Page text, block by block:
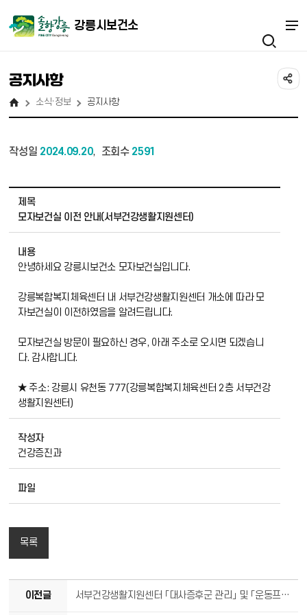
강릉시보건소
공지사항
소식·정보 공지사항
작성일 2024.09.20, 조회수 2591
제목
모자보건실 이전 안내(서부건강생활지원센터)
내용
안녕하세요 강릉시보건소 모자보건실입니다.
강릉복합복지체육센터 내 서부건강생활지원센터 개소에 따라 모
자보건실이 이전하였음을 알려드립니다.
모자보건실 방문이 필요하신 경우, 아래 주소로 오시면 되겠습니
다. 감사합니다.
★ 주소: 강릉시 유천동 777(강릉복합복지체육센터 2층 서부건강
생활지원센터)
작성자
건강증진과
파일
목록
이전글 서부건강생활지원센터 「대사증후군 관리」 및 「운동프로그램」 참여자 모집